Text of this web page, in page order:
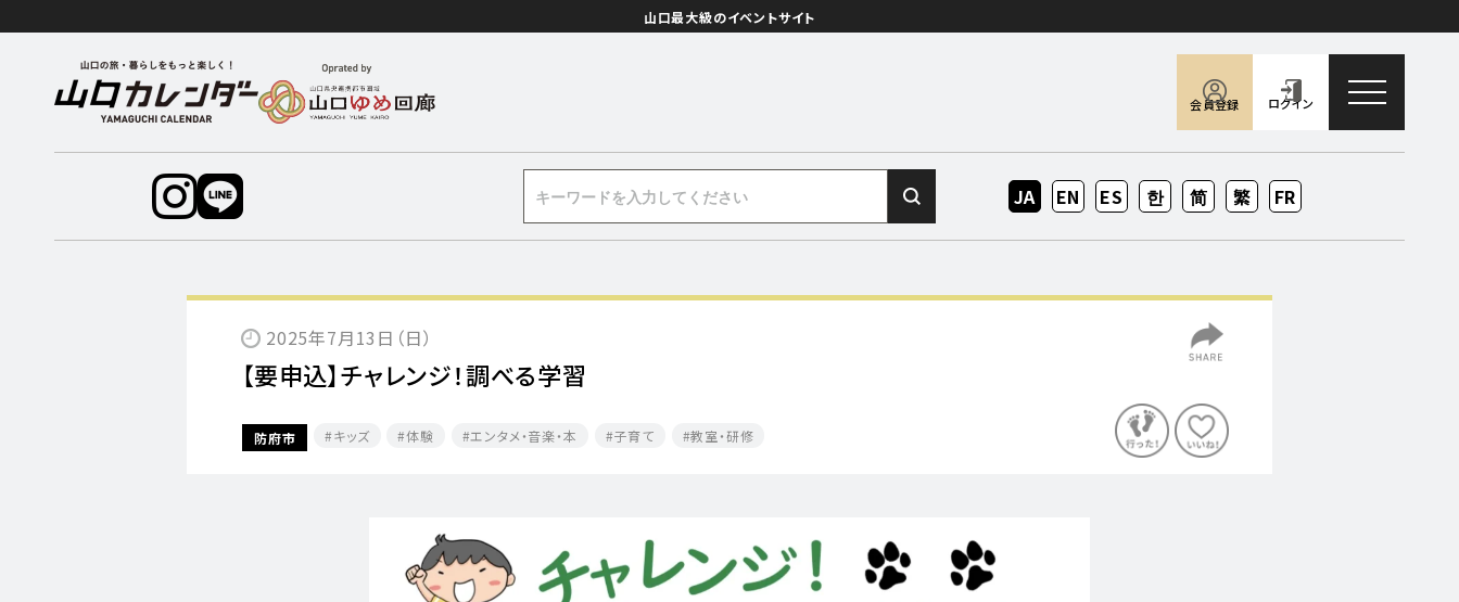
山口最大級のイベントサイト
会員登録 ログイン toggle
ZH-
ZH-
EN FR
JA KO
ES
2025年7月13日（日）
【要申込】チャレンジ！調べる学習
防府市 キッズ 体験 エンタメ・音楽・本 子育て 教室・研修